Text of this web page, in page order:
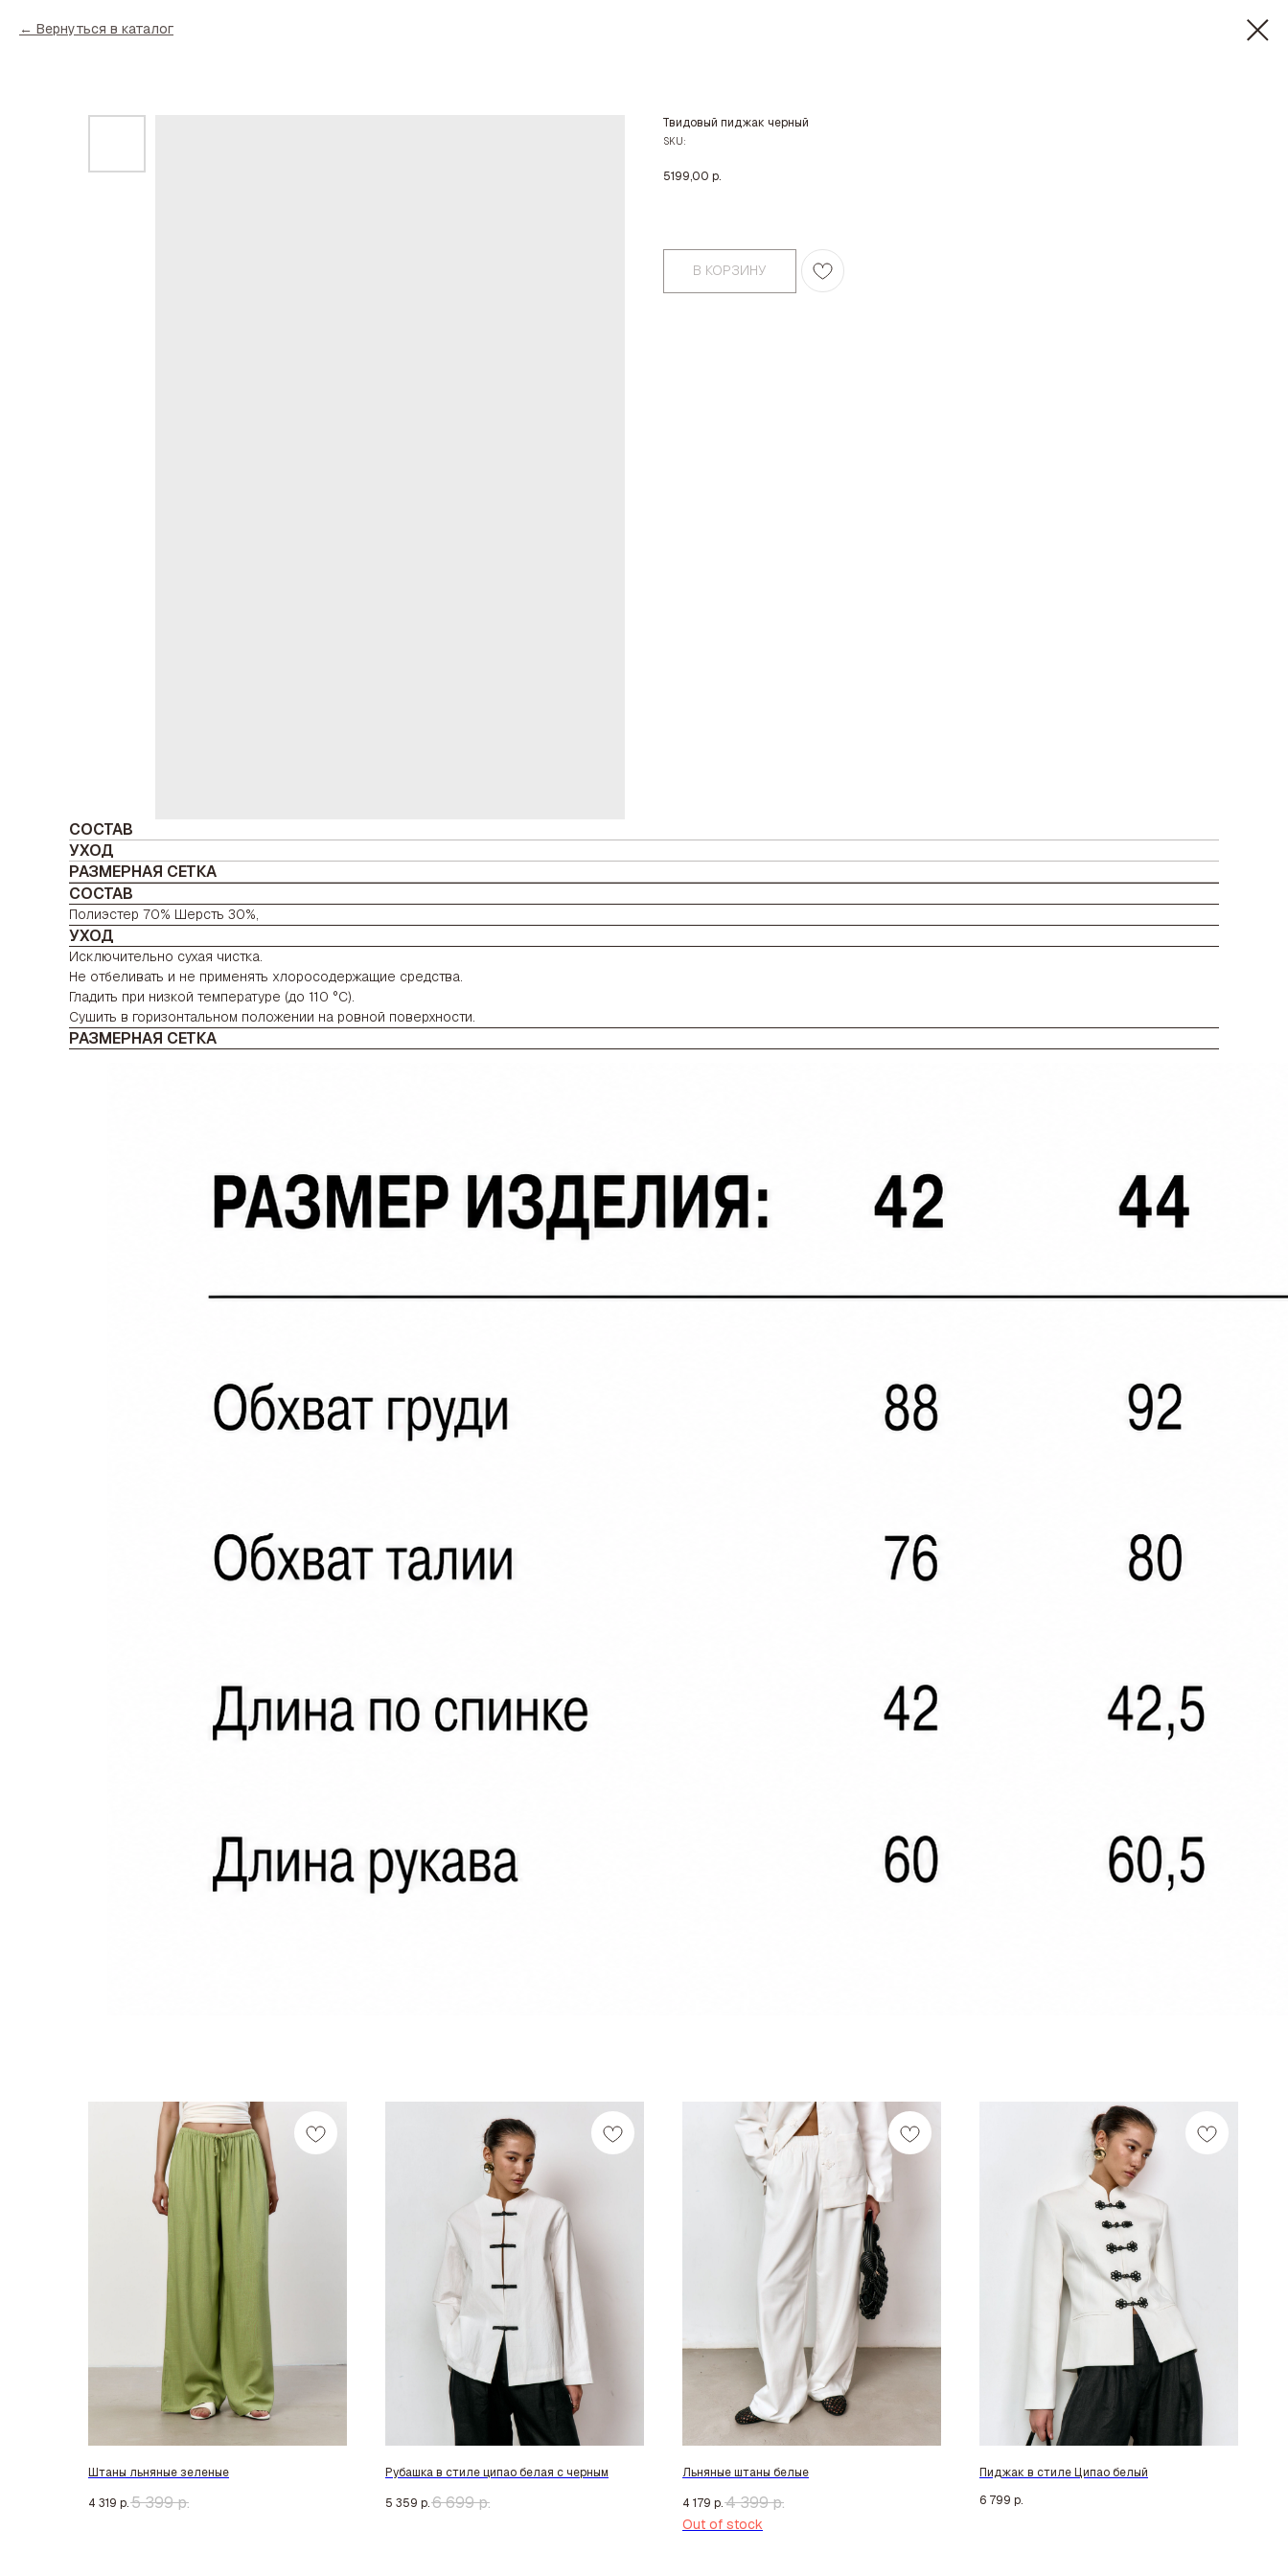
Вернуться в каталог
Твидовый пиджак черный
SKU:
5199,00 р.
В КОРЗИНУ
СОСТАВ
УХОД
РАЗМЕРНАЯ СЕТКА
СОСТАВ
Полиэстер 70% Шерсть 30%,
УХОД
Исключительно сухая чистка.
Не отбеливать и не применять хлоросодержащие средства.
Гладить при низкой температуре (до 110 °C).
Сушить в горизонтальном положении на ровной поверхности.
РАЗМЕРНАЯ СЕТКА
Штаны льняные зеленые
4 319 р.5 399р.
Рубашка в стиле ципао белая с черным
5 359 р.6 699р.
Льняные штаны белые
4 179 р.4 399р.
Out of stock
Пиджак в стиле Ципао белый
6 799 р.